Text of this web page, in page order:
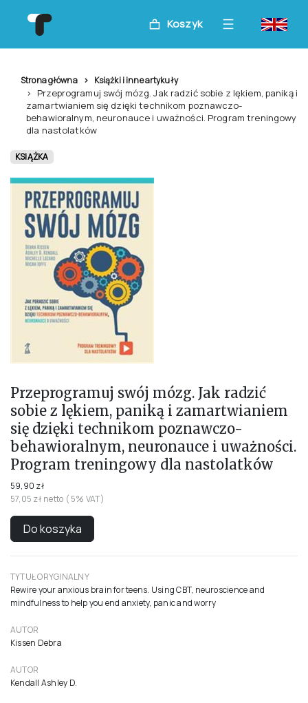
Koszyk
Strona główna Książki i inne artykuły
Przeprogramuj swój mózg. Jak radzić sobie z lękiem, paniką i
zamartwianiem się dzięki technikom poznawczo-
behawioralnym, neuronauce i uważności. Program treningowy
dla nastolatków
KSIĄŻKA
Przeprogramuj swój mózg. Jak radzić
sobie z lękiem, paniką i zamartwianiem
się dzięki technikom poznawczo-
behawioralnym, neuronauce i uważności.
Program treningowy dla nastolatków
59,90 zł
57,05 zł netto ( 5% VAT)
Do koszyka
TYTUŁ ORYGINALNY
Rewire your anxious brain for teens. Using CBT, neuroscience and
mindfulness to help you end anxiety, panic and worry
AUTOR
Kissen Debra
AUTOR
Kendall Ashley D.